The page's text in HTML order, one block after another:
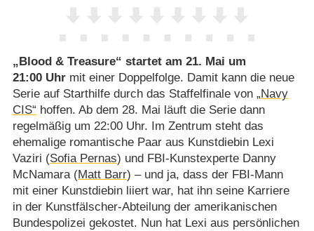
„Blood & Treasure“ startet am 21. Mai um
21:00 Uhrmit einer Doppelfolge. Damit kann die neue
Serie auf Starthilfe durch das Staffelfinale von „Navy
CIS“ hoffen. Ab dem 28. Mai läuft die Serie dann
regelmäßig um 22:00 Uhr. Im Zentrum steht das
ehemalige romantische Paar aus Kunstdiebin Lexi
Vaziri (Sofia Pernas) und FBI-Kunstexperte Danny
McNamara (Matt Barr) – und ja, dass der FBI-Mann
mit einer Kunstdiebin liiert war, hat ihn seine Karriere
in der Kunstfälscher-Abteilung der amerikanischen
Bundespolizei gekostet. Nun hat Lexi aus persönlichen